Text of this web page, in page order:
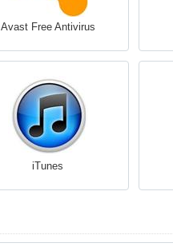
Avast Free Antivirus
iTunes